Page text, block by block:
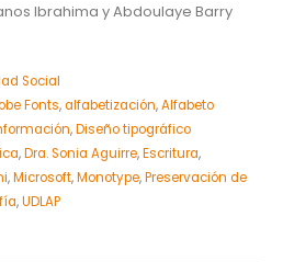
Ibrahima y Abdoulaye Barry
Social
Fonts,alfabetización,Alfabeto
,Diseño tipográfico
,Dra. Sonia Aguirre,Escritura,
,Microsoft,Monotype,Preservación de
,UDLAP